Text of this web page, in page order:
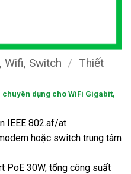
Wifi, Switch / Thiết
chuyên dụng cho WiFi Gigabit,
IEEE 802.af/at
hoặc switch trung tâm
PoE 30W, tổng công suất